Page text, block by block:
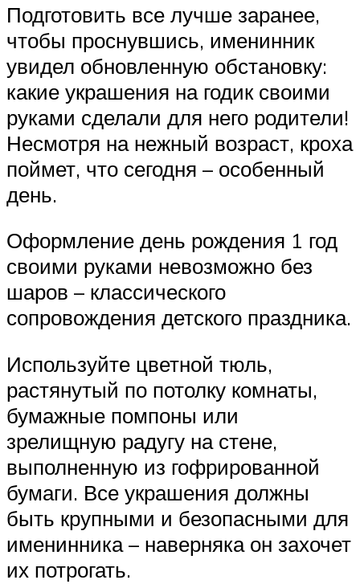
Подготовить все лучше заранее,
чтобы проснувшись, именинник
увидел обновленную обстановку:
какие украшения на годик своими
руками сделали для него родители!
Несмотря на нежный возраст, кроха
поймет, что сегодня – особенный
день.
Оформление день рождения 1 год
своими руками невозможно без
шаров – классического
сопровождения детского праздника.
Используйте цветной тюль,
растянутый по потолку комнаты,
бумажные помпоны или
зрелищную радугу на стене,
выполненную из гофрированной
бумаги. Все украшения должны
быть крупными и безопасными для
именинника – наверняка он захочет
их потрогать.